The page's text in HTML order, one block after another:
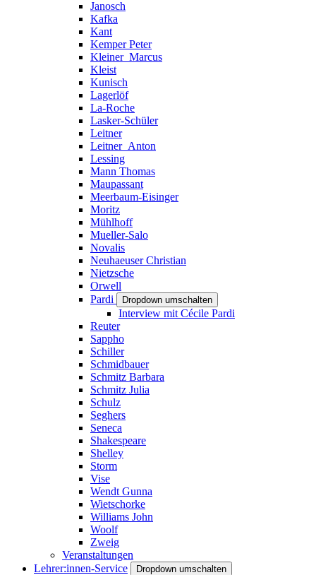
Janosch
Kafka
Kant
Kemper Peter
Kleiner_Marcus
Kleist
Kunisch
Lagerlöf
La-Roche
Lasker-Schüler
Leitner
Leitner_Anton
Lessing
Mann Thomas
Maupassant
Meerbaum-Eisinger
Moritz
Mühlhoff
Mueller-Salo
Novalis
Neuhaeuser Christian
Nietzsche
Orwell
Pardi
Dropdown umschalten
Interview mit Cécile Pardi
Reuter
Sappho
Schiller
Schmidbauer
Schmitz Barbara
Schmitz Julia
Schulz
Seghers
Seneca
Shakespeare
Shelley
Storm
Vise
Wendt Gunna
Wietschorke
Williams John
Woolf
Zweig
Veranstaltungen
Lehrer:innen-Service
Dropdown umschalten